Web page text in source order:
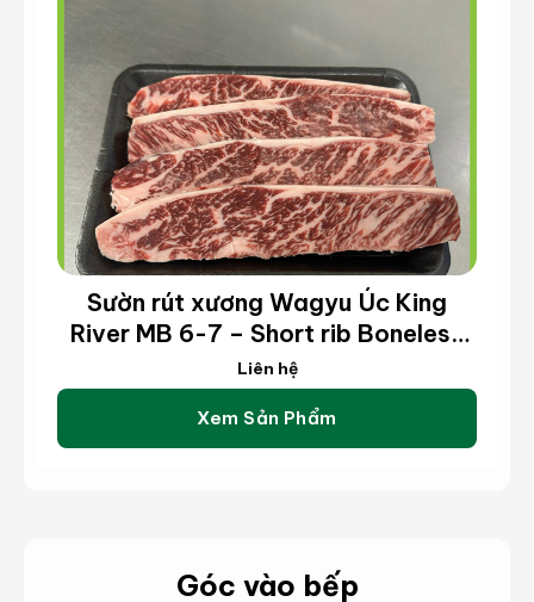
Sườn rút xương Wagyu Úc King
River MB 6-7 – Short rib Boneless
Wagyu King River MB 6-7 (kg)
Liên hệ
Xem Sản Phẩm
Góc vào bếp